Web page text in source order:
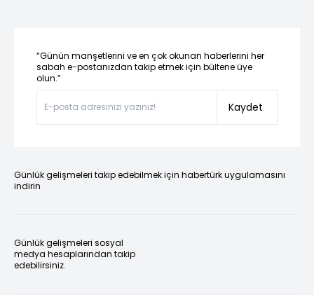
“Günün manşetlerini ve en çok okunan haberlerini her
sabah e-postanızdan takip etmek için bültene üye
olun.”
Kaydet
Günlük gelişmeleri takip edebilmek için habertürk uygulamasını
indirin
Günlük gelişmeleri sosyal
medya hesaplarından takip
edebilirsiniz.